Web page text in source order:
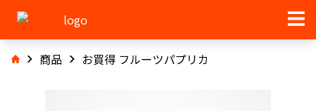
商品 お買得 フルーツパプリカ